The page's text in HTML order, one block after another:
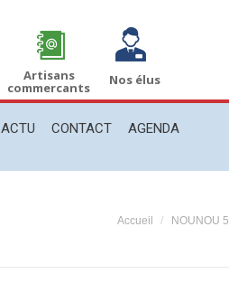
Artisans
commercants Nos élus
ACTU CONTACT AGENDA
Vous êtes ici :
Accueil NOUNOU 5
CONTACT AGENDA